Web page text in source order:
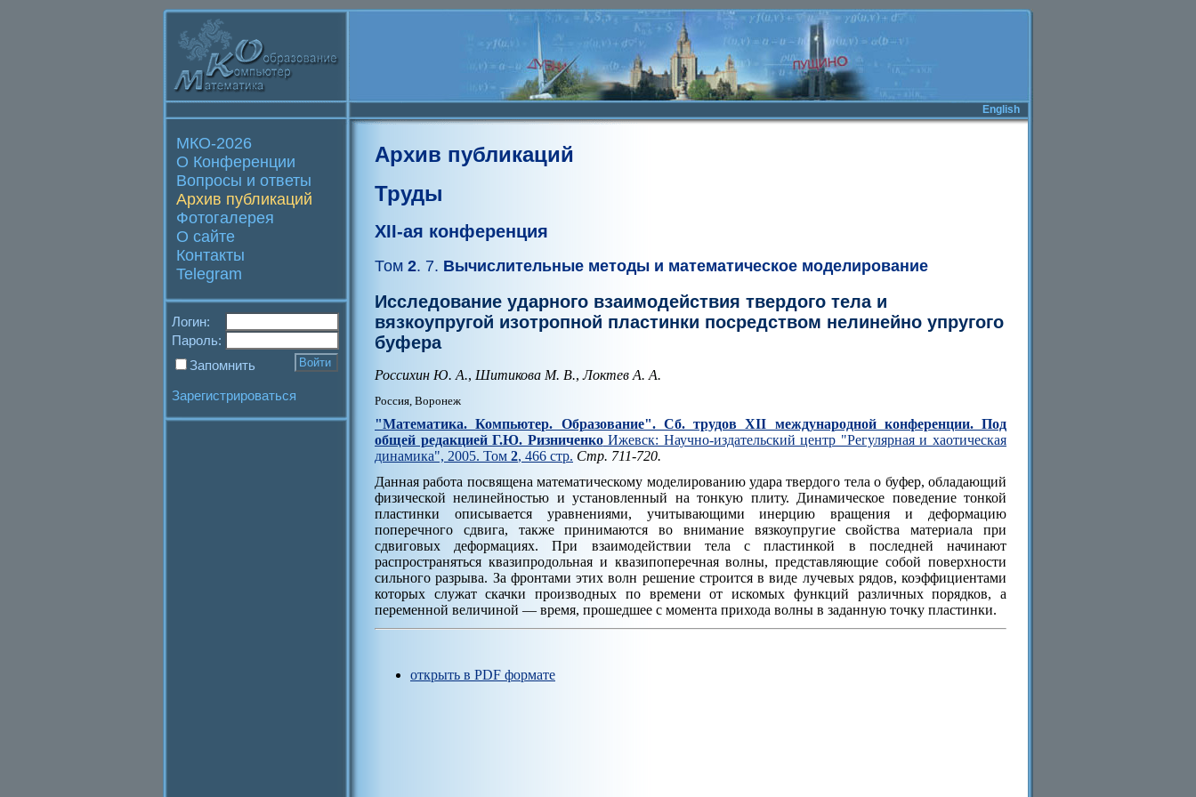
English
МКО-2026
О Конференции
Вопросы и ответы
Архив публикаций
Фотогалерея
О сайте
Контакты
Telegram
Логин:
Пароль:
Запомнить
Зарегистрироваться
Архив публикаций
Труды
XII-ая конференция
Том 2. 7. Вычислительные методы и математическое моделирование
Исследование ударного взаимодействия твердого тела и
вязкоупругой изотропной пластинки посредством нелинейно упругого
буфера
Россихин Ю. А., Шитикова М. В., Локтев А. А.
Россия, Воронеж
"Математика. Компьютер. Образование". Cб. трудов XII международной конференции. Под
общей редакцией Г.Ю. РизниченкоИжевск: Научно-издательский центр "Регулярная и хаотическая
динамика", 2005. Том 2, 466 стр. Стр. 711-720.
Данная работа посвящена математическому моделированию удара твердого тела о буфер, обладающий
физической нелинейностью и установленный на тонкую плиту. Динамическое поведение тонкой
пластинки описывается уравнениями, учитывающими инерцию вращения и деформацию
поперечного сдвига, также принимаются во внимание вязкоупругие свойства материала при
сдвиговых деформациях. При взаимодействии тела с пластинкой в последней начинают
распространяться квазипродольная и квазипоперечная волны, представляющие собой поверхности
сильного разрыва. За фронтами этих волн решение строится в виде лучевых рядов, коэффициентами
которых служат скачки производных по времени от искомых функций различных порядков, а
переменной величиной — время, прошедшее с момента прихода волны в заданную точку пластинки.
открыть в PDF формате